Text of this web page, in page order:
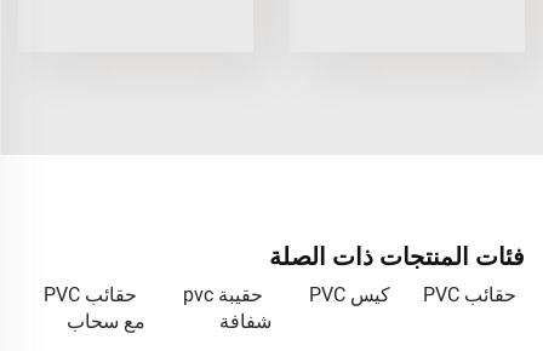
فئات المنتجات ذات الصلة
حقائب PVC كيس PVC
حقيبة pvc
شفافة
حقائب PVC
مع سحاب